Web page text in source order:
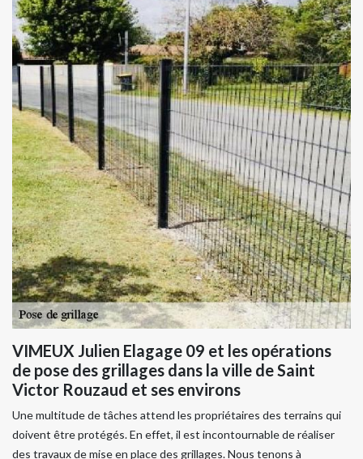
VIMEUX Julien Elagage 09 et les opérations
de pose des grillages dans la ville de Saint
Victor Rouzaud et ses environs
Une multitude de tâches attend les propriétaires des terrains qui
doivent être protégés. En effet, il est incontournable de réaliser
des travaux de mise en place des grillages. Nous tenons à